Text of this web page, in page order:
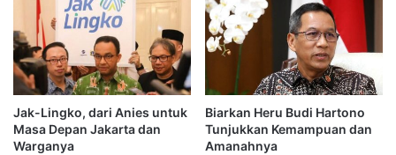
Jak-Lingko, dari Anies untuk
Masa Depan Jakarta dan
Warganya
Biarkan Heru Budi Hartono
Tunjukkan Kemampuan dan
Amanahnya